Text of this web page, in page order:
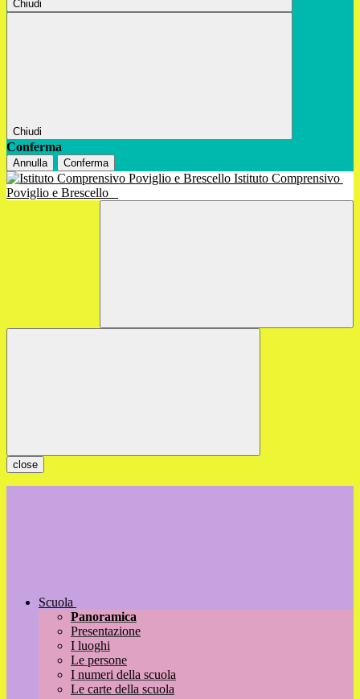
Chiudi
Chiudi
Conferma
Annulla Conferma
Istituto Comprensivo
Poviglio e Brescello
close
Scuola
Panoramica
Presentazione
I luoghi
Le persone
I numeri della scuola
Le carte della scuola